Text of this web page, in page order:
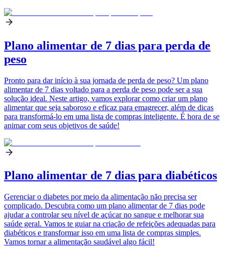
Plano alimentar de 7 dias para perda de
peso
Pronto para dar início à sua jornada de perda de peso? Um plano
alimentar de 7 dias voltado para a perda de peso pode ser a sua
solução ideal. Neste artigo, vamos explorar como criar um plano
alimentar que seja saboroso e eficaz para emagrecer, além de dicas
para transformá-lo em uma lista de compras inteligente. É hora de se
animar com seus objetivos de saúde!
Plano alimentar de 7 dias para diabéticos
Gerenciar o diabetes por meio da alimentação não precisa ser
complicado. Descubra como um plano alimentar de 7 dias pode
ajudar a controlar seu nível de açúcar no sangue e melhorar sua
saúde geral. Vamos te guiar na criação de refeições adequadas para
diabéticos e transformar isso em uma lista de compras simples.
Vamos tornar a alimentação saudável algo fácil!